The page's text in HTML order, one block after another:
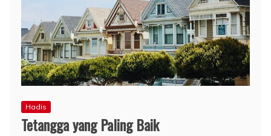
Hadis
Tetangga yang Paling Baik